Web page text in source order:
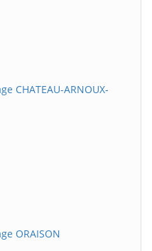
CHATEAU-ARNOUX-
ORAISON